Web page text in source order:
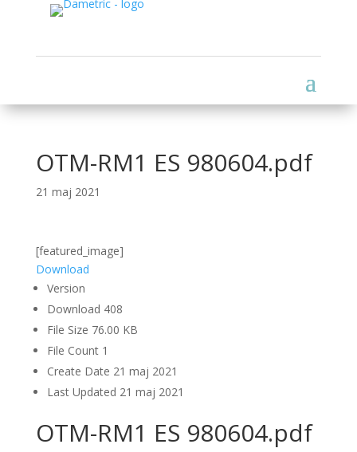
OTM-RM1 ES 980604.pdf
21 maj 2021
[featured_image]
Download
Version
Download 408
File Size 76.00 KB
File Count 1
Create Date 21 maj 2021
Last Updated 21 maj 2021
OTM-RM1 ES 980604.pdf